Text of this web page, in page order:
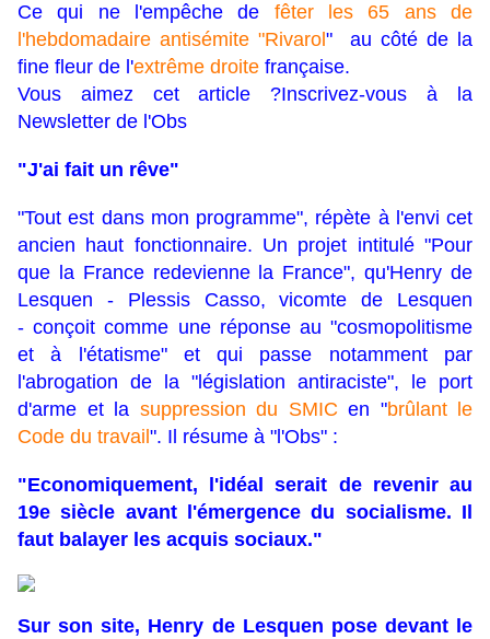
Ce qui ne l'empêche de fêterles 65 ans de
l'hebdomadaire antisémite "Rivarol " au côté de la
fine fleur de l'extrême droite française.
Vous aimez cet article ?Inscrivez-vous à la
Newsletter de l'Obs
"J'ai fait un rêve"
"Tout est dans mon programme", répète à l'envi cet
ancien haut fonctionnaire. Un projet intitulé "Pour
que la France redevienne la France", qu'Henry de
Lesquen - Plessis Casso, vicomte de Lesquen
- conçoit comme une réponse au "cosmopolitisme
et à l'étatisme" et qui passe notamment par
l'abrogation de la "législation antiraciste", le port
d'arme et la suppression du SMIC en "brûlant le
Code du travail". Il résume à "l'Obs" :
"Economiquement, l'idéal serait de revenir au
19e siècle avant l'émergence du socialisme. Il
faut balayer les acquis sociaux."
Sur son site, Henry de Lesquen pose devant le